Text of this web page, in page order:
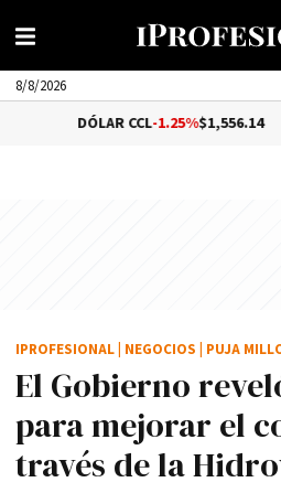
8/8/2026
-1.25%$1,556.14
El Gobierno
para mejorar el
través de la
IPROFESIONAL NEGOCIOS PUJA